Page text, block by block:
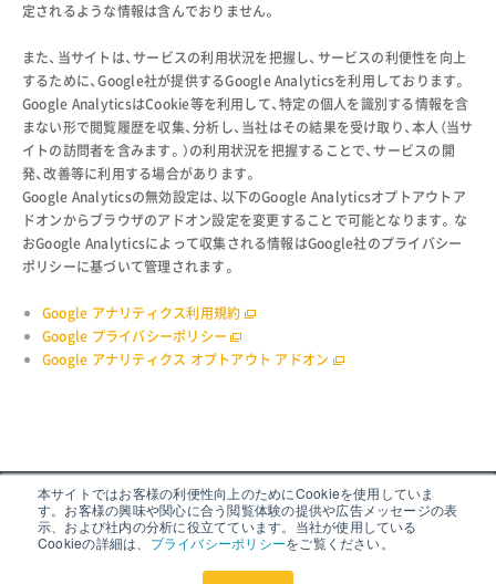
本サイトではお客様の利便性向上のためにCookieを使用していま
す。お客様の興味や関心に合う閲覧体験の提供や広告メッセージの表
示、および社内の分析に役立てています。当社が使用している
Cookieの詳細は、 プライバシーポリシーをご覧ください。
定されるような情報は含んでおりません。
また、当サイトは、サービスの利用状況を把握し、サービスの利便性を向上
するために、Google社が提供するGoogle Analyticsを利用しております。
Google AnalyticsはCookie等を利用して、特定の個人を識別する情報を含
まない形で閲覧履歴を収集、分析し、当社はその結果を受け取り、本人（当サ
イトの訪問者を含みます。）の利用状況を把握することで、サービスの開
発、改善等に利用する場合があります。
Google Analyticsの無効設定は、以下のGoogle Analyticsオプトアウトア
ドオンからブラウザのアドオン設定を変更することで可能となります。な
おGoogle Analyticsによって収集される情報はGoogle社のプライバシー
ポリシーに基づいて管理されます。
Google アナリティクス利用規約
Google プライバシーポリシー
Google アナリティクス オプトアウト アドオン
サイトポリシー
プライバシーポリシー